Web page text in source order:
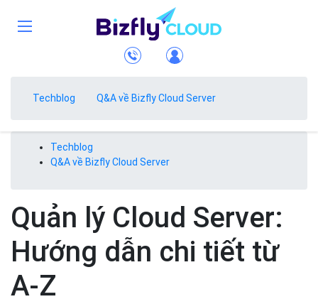
Techblog Q&A về Bizfly Cloud Server
Techblog
Q&A về Bizfly Cloud Server
Quản lý Cloud Server:
Hướng dẫn chi tiết từ
A-Z